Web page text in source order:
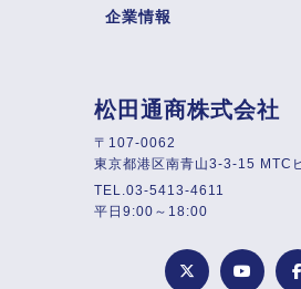
企業情報
松田通商株式会社
〒107-0062
東京都港区南青山3-3-15 MTC
TEL.03-5413-4611
平日9:00～18:00